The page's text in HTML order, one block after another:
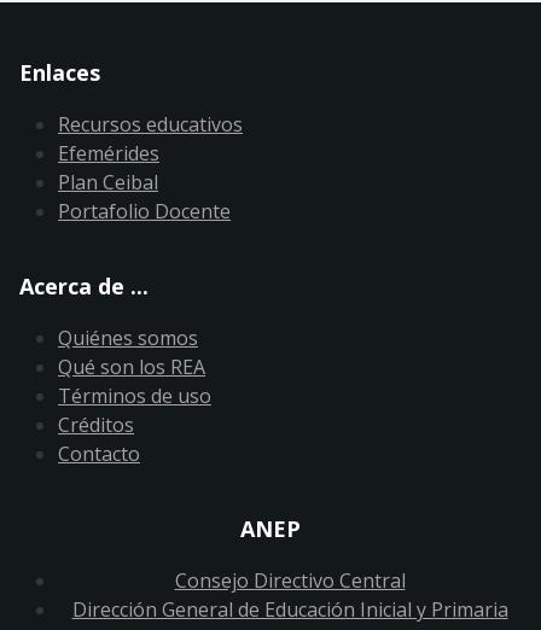
Enlaces
Recursos educativos
Efemérides
Plan Ceibal
Portafolio Docente
Acerca de ...
Quiénes somos
Qué son los REA
Términos de uso
Créditos
Contacto
ANEP
Consejo Directivo Central
Dirección General de Educación Inicial y Primaria